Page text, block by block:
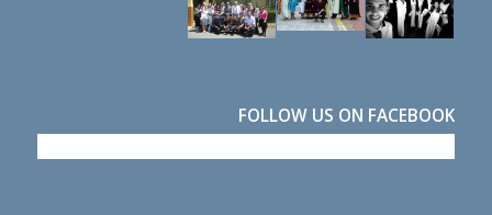
FOLLOW US ON FACEBOOK